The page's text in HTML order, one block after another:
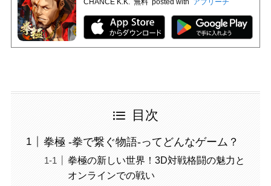
CHANCE K.K. 無料 posted with アプリーチ
目次
拳極 -拳で繋ぐ物語-ってどんなゲーム？
拳極の新しい世界！3D対戦格闘の魅力と
オンラインでの戦い